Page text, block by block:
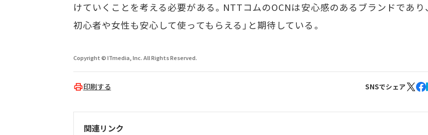
けていくことを考える必要がある。NTTコムのOCNは安心感のあるブランドであり、
初心者や女性も安心して使ってもらえる」と期待している。
Copyright © ITmedia, Inc. All Rights Reserved.
印刷する SNSでシェア
関連リンク